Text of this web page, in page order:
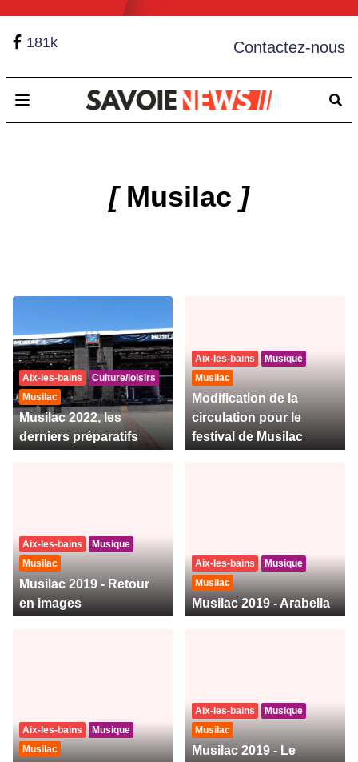
181k Contactez-nous
Open main menu
[Musilac ]
Aix-les-bains
Culture/loisirs
Musilac
Musilac 2022, les
derniers préparatifs
Aix-les-bains
Musique
Musilac
Modification de la
circulation pour le
festival de Musilac
Aix-les-bains
Musique
Musilac
Musilac 2019 - Retour
en images
Aix-les-bains
Musique
Musilac
Musilac 2019 - Arabella
Aix-les-bains
Musique
Musilac
Aix-les-bains
Musique
Musilac
Musilac 2019 - Le